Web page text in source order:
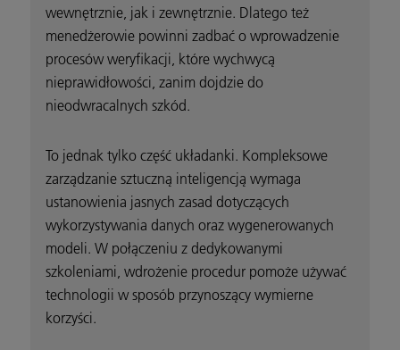
wewnętrznie, jak i zewnętrznie. Dlatego też
menedżerowie powinni zadbać o wprowadzenie
procesów weryfikacji, które wychwycą
nieprawidłowości, zanim dojdzie do
nieodwracalnych szkód.
To jednak tylko część układanki. Kompleksowe
zarządzanie sztuczną inteligencją wymaga
ustanowienia jasnych zasad dotyczących
wykorzystywania danych oraz wygenerowanych
modeli. W połączeniu z dedykowanymi
szkoleniami, wdrożenie procedur pomoże używać
technologii w sposób przynoszący wymierne
korzyści.